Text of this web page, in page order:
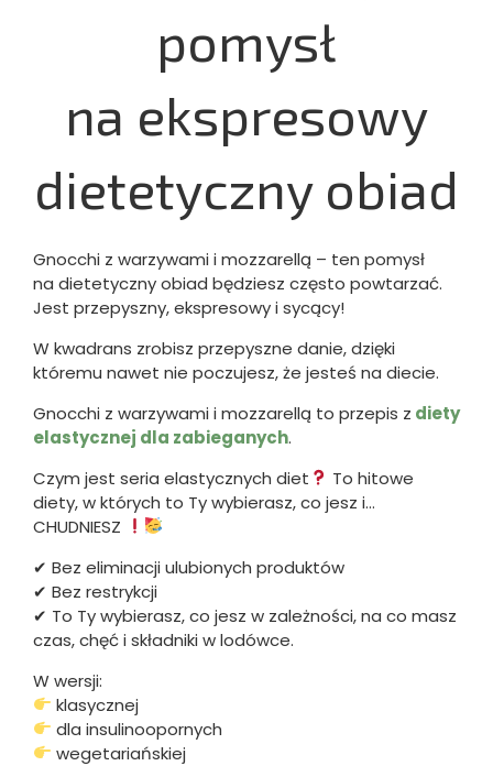
pomysł
na ekspresowy
dietetyczny obiad
Gnocchi z warzywami i mozzarellą – ten pomysł
na dietetyczny obiad będziesz często powtarzać.
Jest przepyszny, ekspresowy i sycący!
W kwadrans zrobisz przepyszne danie, dzięki
któremu nawet nie poczujesz, że jesteś na diecie.
Gnocchi z warzywami i mozzarellą to przepis z diety
elastycznej dla zabieganych.
Czym jest seria elastycznych diet
To hitowe
diety, w których to Ty wybierasz, co jesz i…
CHUDNIESZ
✔ Bez eliminacji ulubionych produktów
✔ Bez restrykcji
✔ To Ty wybierasz, co jesz w zależności, na co masz
czas, chęć i składniki w lodówce.
W wersji:
klasycznej
dla insulinoopornych
wegetariańskiej​